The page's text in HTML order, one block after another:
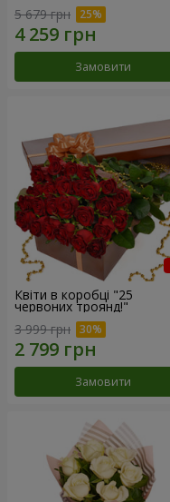
5 679 грн
Замовити
Квіти в коробці "25
червоних троянд!"
3 999 грн
Замовити